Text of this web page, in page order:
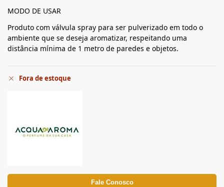
MODO DE USAR
Produto com válvula spray para ser pulverizado em todo o
ambiente que se deseja aromatizar, respeitando uma
distância mínima de 1 metro de paredes e objetos.
Fora de estoque
Fale Conosco